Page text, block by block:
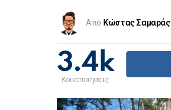
Από Κώστας Σαμαράς
3.4k
Κοινοποιήσεις